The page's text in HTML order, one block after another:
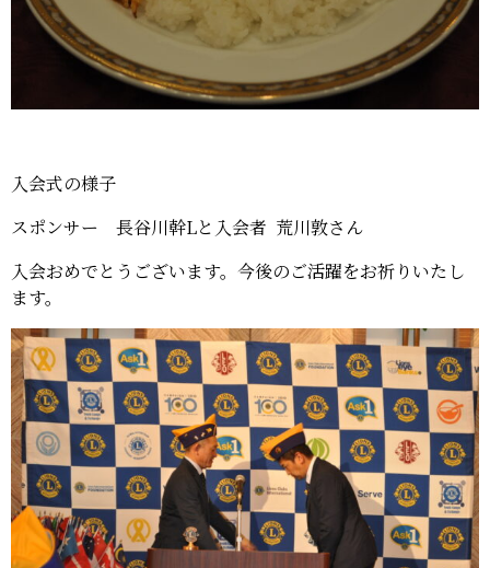
入会式の様子
スポンサー 長谷川幹Lと入会者 荒川敦さん
入会おめでとうございます。今後のご活躍をお祈りいたし
ます。